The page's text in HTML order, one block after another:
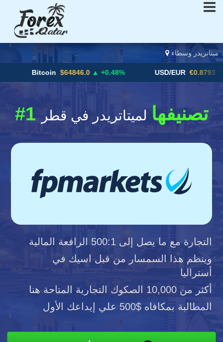
ميتاتريدر وسطاء
Bitcoin $64846.0 ▲ +0.48% USD/EUR €0.8793 ▼
#1 تصنيفها لميتاتريدر في قطر
التجارة مع ما يصل إلى 500:1 الرافعة المالية
وينظم هذا السمسار من قبل اسيك في
أستراليا
أكثر من 10,000 الصكوك التجارية المتاحة هنا
المطالبة بمكافاه $500 علي إيداعك الأول